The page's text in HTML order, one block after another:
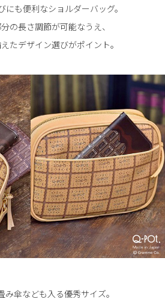
にも便利なショルダーバッグ。
の長さ調節が可能なうえ、
たデザイン選びがポイント。
み傘なども入る優秀サイズ。